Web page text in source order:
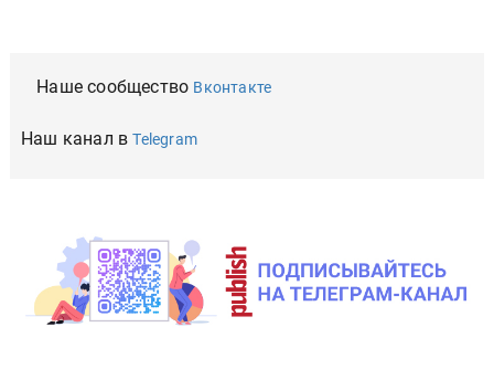
Наше сообщество Вконтакте
Наш канал вTelegram